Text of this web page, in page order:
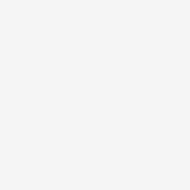
ด้ไม่น่าจะต่ำ
ฉันที่บ้านฉันอยู่
รทำอย่างไร จึง